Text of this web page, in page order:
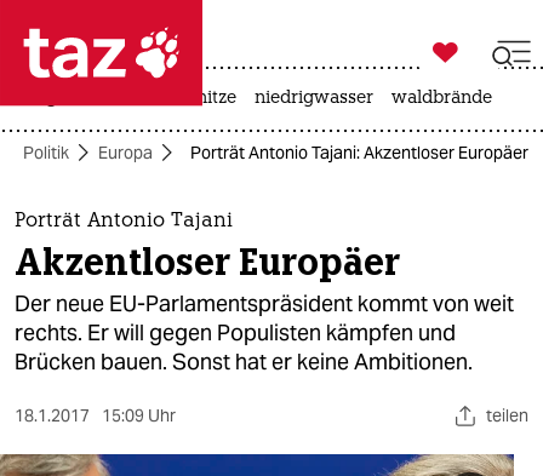
 taz zahl ich
taz zahl ich
themen
politik
öko

taz zahl ich
hitze niedrigwasser waldbrände
Politik Europa Porträt Antonio Tajani: Akzentloser Europäer
Porträt Antonio Tajani
Akzentloser Europäer
Der neue EU-Parlamentspräsident kommt von weit
rechts. Er will gegen Populisten kämpfen und
Brücken bauen. Sonst hat er keine Ambitionen.
18.1.2017 15:09 Uhr teilen